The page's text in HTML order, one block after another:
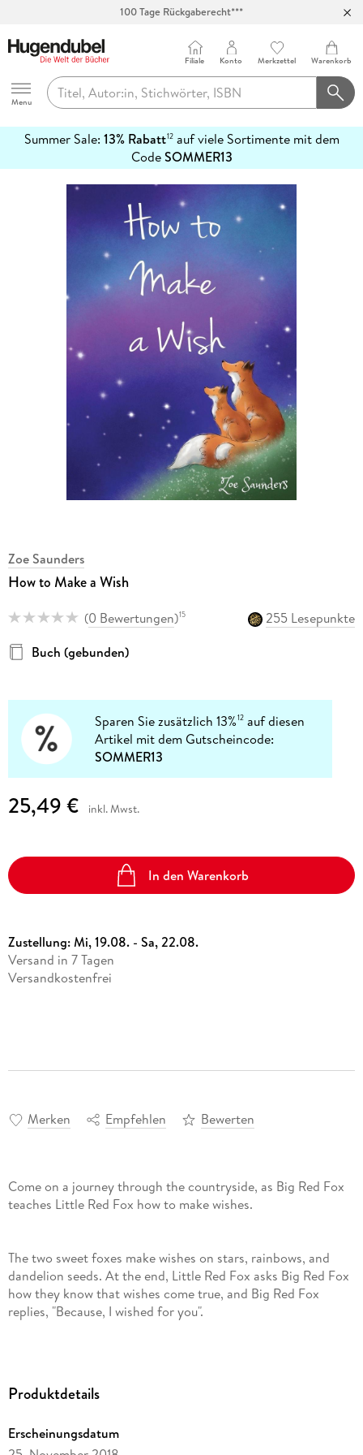
100 Tage Rückgaberecht***
Hugendubel
Menu
Filiale Konto Merkzettel Warenkorb
Summer Sale: 13% Rabatt12auf viele Sortimente mit dem
CodeSOMMER13
erfahren
Zoe Saunders
How to Make a Wish
(0 Bewertungen)15
255 Lesepunkte
Buch (gebunden)
Sparen Sie zusätzlich 13%12 auf diesen
Artikel mit dem Gutscheincode:
SOMMER13
25,49 € inkl. Mwst.
In den Warenkorb
Zustellung:Mi, 19.08. - Sa, 22.08.
Versand in 7 Tagen
Versandkostenfrei
Merken Empfehlen Bewerten
Come on a journey through the countryside, as Big Red Fox
teaches Little Red Fox how to make wishes.
The two sweet foxes make wishes on stars, rainbows, and
dandelion seeds. At the end, Little Red Fox asks Big Red Fox
how they know that wishes come true, and Big Red Fox
replies, "Because, I wished for you".
children feeling wanted, loved and cherished, How to Make a
Produktdetails
Erscheinungsdatum